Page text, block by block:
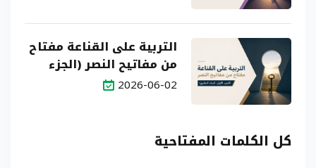
التربية على القناعة مفتاح
من مفاتيح النصر (الجزء
الأول: البناء النظري)
2026-06-02
كل الكلمات المفتاحية